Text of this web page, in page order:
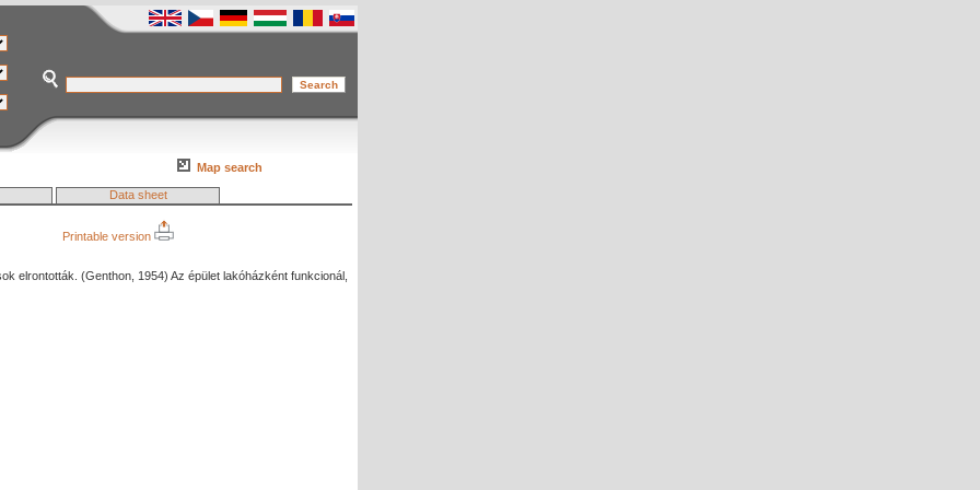
Map search
Data sheet
Printable version
elrontották. (Genthon, 1954) Az épület lakóházként funkcionál,